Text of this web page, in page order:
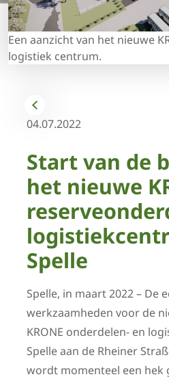
Een aanzicht van het nieuwe
logistiek centrum.
04.07.2022
Start van de
het nieuwe
Spelle
Spelle, in maart 2022 – De
werkzaamheden voor de
KRONE onderdelen- en
Spelle aan de Rheiner
wordt momenteel een hek